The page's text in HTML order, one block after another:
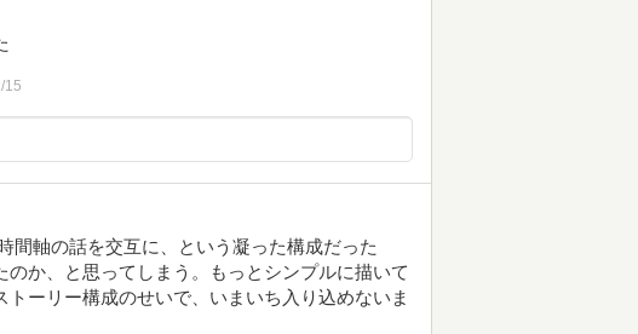
15
の話を交互に、という凝った構成だった
か、と思ってしまう。もっとシンプルに描いて
ーリー構成のせいで、いまいち入り込めないま